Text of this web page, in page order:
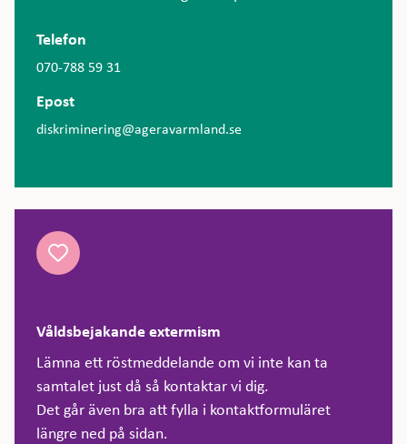
Telefon
070-788 59 31
Epost
diskriminering@ageravarmland.se
Våldsbejakande extermism
Lämna ett röstmeddelande om vi inte kan ta
samtalet just då så kontaktar vi dig.
Det går även bra att fylla i kontaktformuläret
längre ned på sidan.